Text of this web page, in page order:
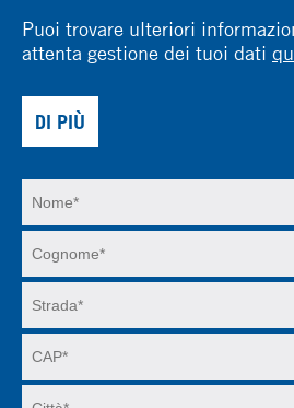
Puoi trovare ulteriori
attenta gestione dei tuoi dati
DI PIÙ